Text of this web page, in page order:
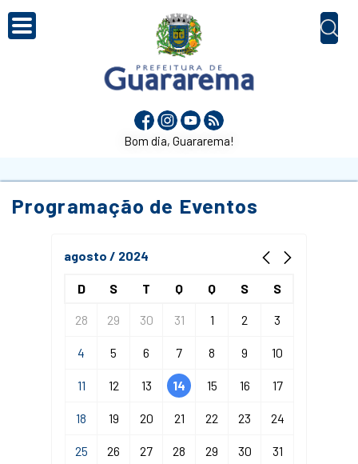
Bom dia, Guararema!
Programação de Eventos
agosto / 2024
D S T Q Q S S
28 29 30 31 1 2 3
4 5 6 7 8 9 10
11 12 13 14 15 16 17
18 19 20 21 22 23 24
25 26 27 28 29 30 31